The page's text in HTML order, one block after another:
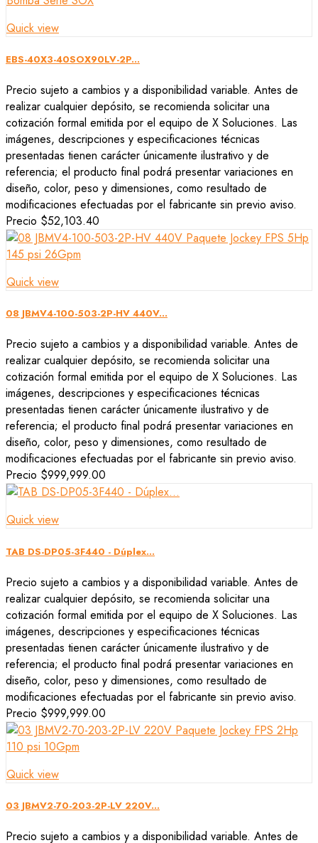
Quick view
EBS-40X3-40SOX90LV-2P...
Precio sujeto a cambios y a disponibilidad variable. Antes de
realizar cualquier depósito, se recomienda solicitar una
cotización formal emitida por el equipo de X Soluciones. Las
imágenes, descripciones y especificaciones técnicas
presentadas tienen carácter únicamente ilustrativo y de
referencia; el producto final podrá presentar variaciones en
diseño, color, peso y dimensiones, como resultado de
modificaciones efectuadas por el fabricante sin previo aviso.
Precio $52,103.40
Quick view
08 JBMV4-100-503-2P-HV 440V...
Precio sujeto a cambios y a disponibilidad variable. Antes de
realizar cualquier depósito, se recomienda solicitar una
cotización formal emitida por el equipo de X Soluciones. Las
imágenes, descripciones y especificaciones técnicas
presentadas tienen carácter únicamente ilustrativo y de
referencia; el producto final podrá presentar variaciones en
diseño, color, peso y dimensiones, como resultado de
modificaciones efectuadas por el fabricante sin previo aviso.
Precio $999,999.00
Quick view
TAB DS-DP05-3F440 - Dúplex...
Precio sujeto a cambios y a disponibilidad variable. Antes de
realizar cualquier depósito, se recomienda solicitar una
cotización formal emitida por el equipo de X Soluciones. Las
imágenes, descripciones y especificaciones técnicas
presentadas tienen carácter únicamente ilustrativo y de
referencia; el producto final podrá presentar variaciones en
diseño, color, peso y dimensiones, como resultado de
modificaciones efectuadas por el fabricante sin previo aviso.
Precio $999,999.00
Quick view
03 JBMV2-70-203-2P-LV 220V...
Precio sujeto a cambios y a disponibilidad variable. Antes de